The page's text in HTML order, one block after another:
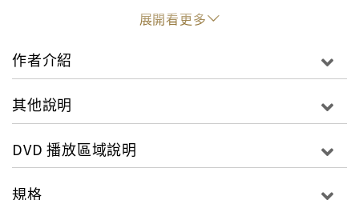
克阿瑟將軍啟動了X光諜戰任務，讓不具編號的特殊情報
部隊隊員滲透北韓軍挖出情報。海軍上尉張學修（李政
宰 飾）領軍的KLO部隊，成功僞裝成北韓軍，進行滲
透，雖暗中執行任務，卻因北韓軍司令官林桂珍（李凡
時。攸關朝鮮半島歷史與命運的「鐵鉻行動」就此展
區域：台灣、東南亞、東亞（包括香港及韓國等） DVD
位環繞音效5.1 DVD字幕選單：繁體中文、英文DVD語
展開看更多
作者介紹
其他說明
DVD 播放區域說明
規格